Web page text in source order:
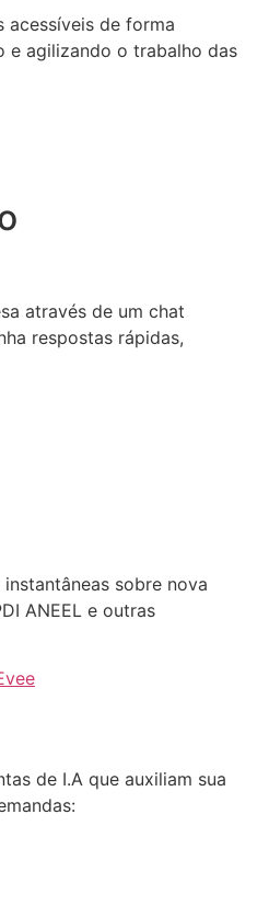
acessíveis de forma
e agilizando o trabalho das
através de um chat
respostas rápidas,
sobre nova
ANEEL e outras
de I.A que auxiliam sua